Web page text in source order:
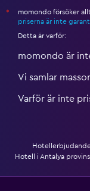
*
momondo försöker
priserna är inte
Detta är varför:
momondo är
Vi samlar
Varför är inte
Hotell i Antalya provins